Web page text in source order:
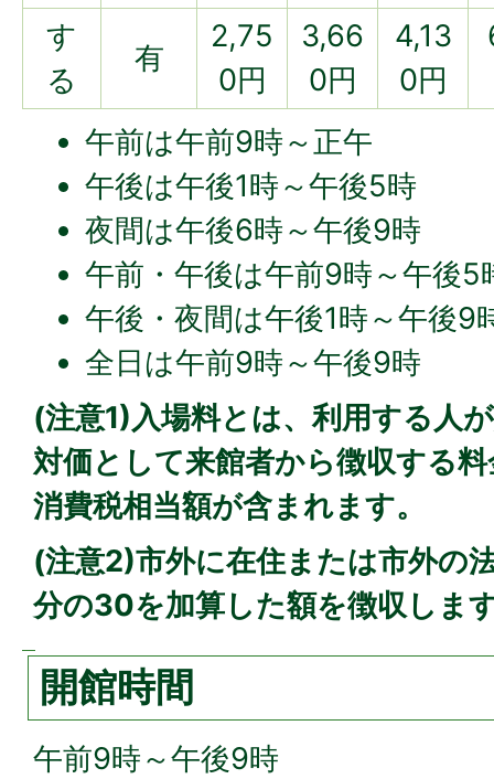
す
る
有
2,75
0円
3,66
0円
4,13
0円
午前は午前9時～正午
午後は午後1時～午後5時
夜間は午後6時～午後9時
午前・午後は午前9時～午後5
午後・夜間は午後1時～午後9
全日は午前9時～午後9時
(注意1)入場料とは、利用する人
対価として来館者から徴収する
消費税相当額が含まれます。
(注意2)市外に在住または市外の
分の30を加算した額を徴収しま
開館時間
午前9時～午後9時